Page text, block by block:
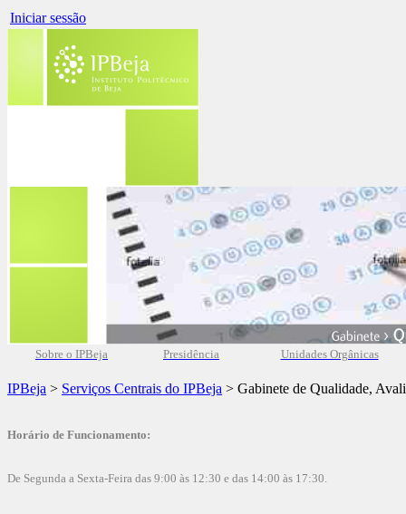
Iniciar sessão
Sobre o IPBeja Presidência Unidades Orgânicas
IPBeja > Serviços Centrais do IPBeja > Gabinete de Qualidade,
Horário de Funcionamento:
De Segunda a Sexta-Feira das 9:00 às 12:30 e das 14:00 às 17:30.